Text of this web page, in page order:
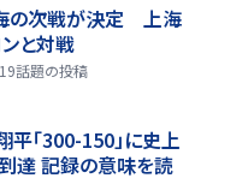
海の次戦が決定 上海
と対戦
話題の投稿
平「300-150」に史上
達 記録の意味を読